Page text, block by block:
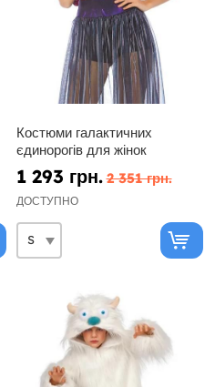
Костюми галактичних
єдинорогів для жінок
1 293 грн. 2 351 грн.
ДОСТУПНО